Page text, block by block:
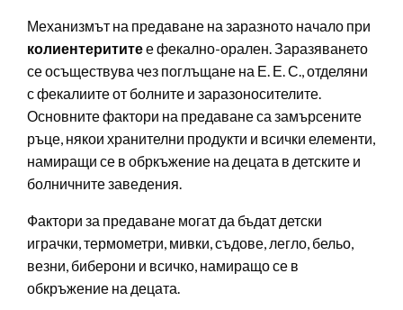
Механизмът на предаване на заразното начало при
колиентерититее фекално-орален. Заразяването
се осъществува чез поглъщане на Е. Е. С., отделяни
с фекалиите от болните и заразоносителите.
Основните фактори на предаване са замърсените
ръце, някои хранителни продукти и всички елементи,
намиращи се в обркъжение на децата в детските и
болничните заведения.
Фактори за предаване могат да бъдат детски
играчки, термометри, мивки, съдове, легло, бельо,
везни, биберони и всичко, намиращо се в
обкръжение на децата.